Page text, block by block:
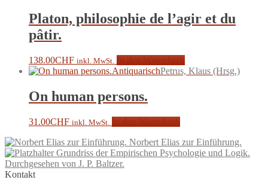
Platon, philosophie de l’agir et du
pâtir.
138.00CHF inkl. MwSt.
AntiquarischPetrus, Klaus (Hrsg.)
On human persons.
31.00CHF inkl. MwSt.
Norbert Elias zur Einführung.
Grundriss der Empirischen Psychologie und Logik.
Durchgesehen von J. P. Baltzer.
Kontakt